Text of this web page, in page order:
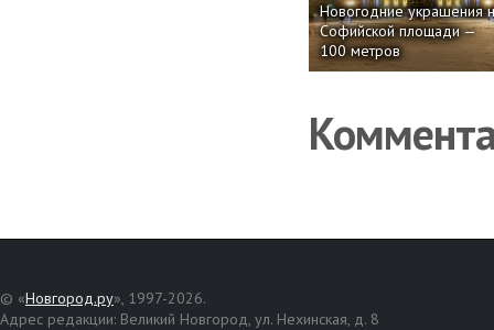
Новогодние украшения
Софийской площади —
100 метров
© «Новгород.ру», 1997-2026.
Адрес редакции: Великий Новгород, ул. Нехинская, д. 8